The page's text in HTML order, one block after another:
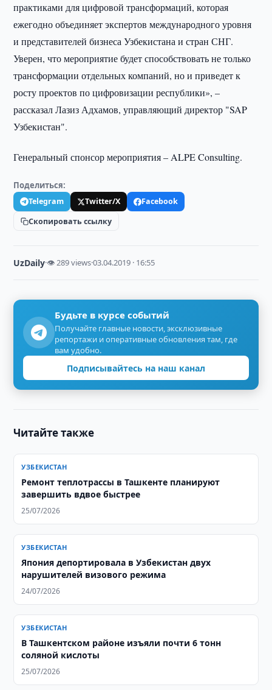
практиками для цифровой трансформаций, которая
ежегодно объединяет экспертов международного уровня
и представителей бизнеса Узбекистана и стран СНГ.
Уверен, что мероприятие будет способствовать не только
трансформации отдельных компаний, но и приведет к
росту проектов по цифровизации республики», –
рассказал Лазиз Адхамов, управляющий директор "SAP
Узбекистан".
Генеральный спонсор мероприятия – ALPE Consulting.
Поделиться:
Telegram Twitter/X
Facebook
Скопировать ссылку
UzDaily·👁 289 views·03.04.2019 · 16:55
Будьте в курсе событий
Получайте главные новости, эксклюзивные
репортажи и оперативные обновления там, где
вам удобно.
Подписывайтесь на наш канал
Читайте также
УЗБЕКИСТАН
Ремонт теплотрассы в Ташкенте планируют
завершить вдвое быстрее
25/07/2026
УЗБЕКИСТАН
Япония депортировала в Узбекистан двух
нарушителей визового режима
24/07/2026
УЗБЕКИСТАН
В Ташкентском районе изъяли почти 6 тонн
соляной кислоты
25/07/2026